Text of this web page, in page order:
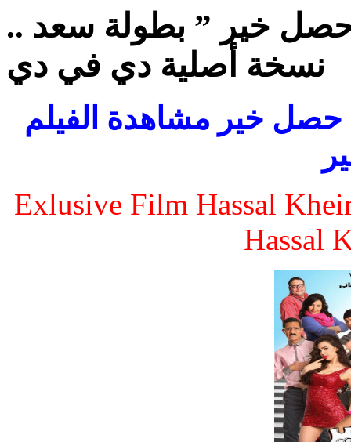
حصل خير ” بطولة سعد ..
نسخة أصلية دي في دي
حصل خير مشاهدة الفيلم
Exlusive Film Hassal
Hassal